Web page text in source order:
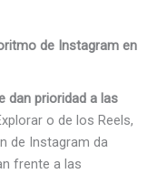
de Instagram en
dan prioridad a las
o de los Reels,
de Instagram da
frente a las